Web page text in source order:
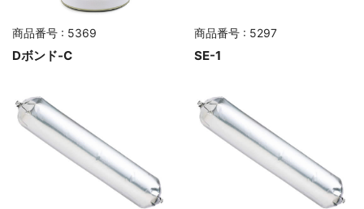
商品番号 : 5369
Dボンド-C
商品番号 : 5297
SE-1